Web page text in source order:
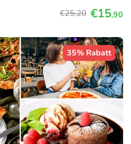
€25,20 €15,90
35% Rabatt